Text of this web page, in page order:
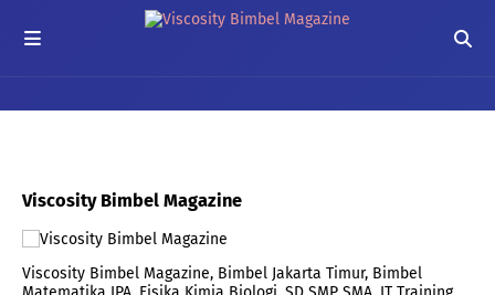
Viscosity Bimbel Magazine
Viscosity Bimbel Magazine, Bimbel Jakarta Timur, Bimbel